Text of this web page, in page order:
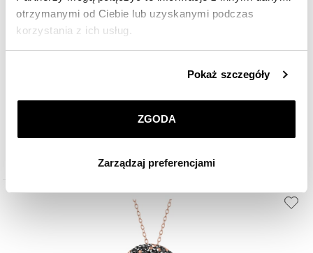
otrzymanymi od Ciebie lub uzyskanymi podczas
korzystania z ich usług.
przez nas plików cookie znajdziesz wPolityce
korzystamy. Możesz również wybrać jaki rodzaj plików
Zarządzaj preferencjami
. W każdej chwili możesz
dokonać zmiany wybranych przez Ciebie plików cookie.
Pokaż szczegóły
ZGODA
Zarządzaj preferencjami
159 zł